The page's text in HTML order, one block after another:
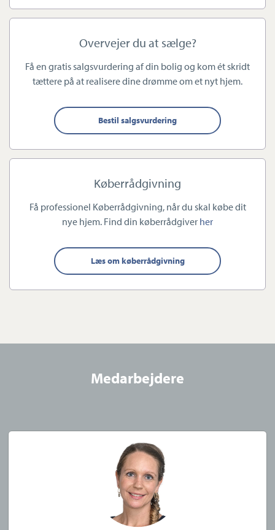
Vi sælger dit hjem
salget af dit hjem er en stor tillidssag, og derfor lytter vi
grundigt til dine ønsker og behov undervejs i processen.
udarbejdelsen af salgsmaterialet som selve salgsarbejdet og
fremvisningen af din bolig. Det vil altid være en uddannet
arbejde i at skabe de mest attraktive rammer om salget af din
bolig, fordi vi ved, hvor meget salget af ens hjem betyder.
for en gratis og uforpligtende salgsvurdering. Du kan samtidig
høre mere om alt det, vi kan tilbyde dig i forbindelse med din
Vi kan kontaktes alle ugens dage, og vi sætter os ind i dine
Oprettelse i vores store køberkartotek
Gratis boligsøgeannonce i avisen og på de sociale medier
Overvejer du at sælge?
Få en gratis salgsvurdering af din bolig og kom ét skridt
tættere på at realisere dine drømme om et nyt hjem.
Bestil salgsvurdering
Køberrådgivning
Få professionel Køberrådgivning, når du skal købe dit
nye hjem. Find din køberrådgiver her
Læs om køberrådgivning
Medarbejdere